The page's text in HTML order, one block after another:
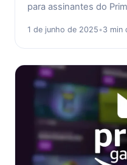
para assinantes do
1 de junho de 2025•3 min